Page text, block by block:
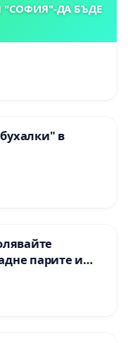
"СОФИЯ"-ДА БЪДЕ
в
парите и